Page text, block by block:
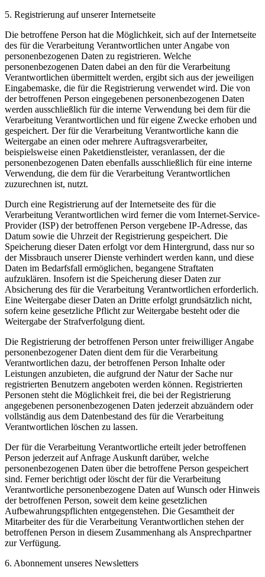
5. Registrierung auf unserer Internetseite
Die betroffene Person hat die Möglichkeit, sich auf der Internetseite
des für die Verarbeitung Verantwortlichen unter Angabe von
personenbezogenen Daten zu registrieren. Welche
personenbezogenen Daten dabei an den für die Verarbeitung
Verantwortlichen übermittelt werden, ergibt sich aus der jeweiligen
Eingabemaske, die für die Registrierung verwendet wird. Die von
der betroffenen Person eingegebenen personenbezogenen Daten
werden ausschließlich für die interne Verwendung bei dem für die
Verarbeitung Verantwortlichen und für eigene Zwecke erhoben und
gespeichert. Der für die Verarbeitung Verantwortliche kann die
Weitergabe an einen oder mehrere Auftragsverarbeiter,
beispielsweise einen Paketdienstleister, veranlassen, der die
personenbezogenen Daten ebenfalls ausschließlich für eine interne
Verwendung, die dem für die Verarbeitung Verantwortlichen
zuzurechnen ist, nutzt.
Durch eine Registrierung auf der Internetseite des für die
Verarbeitung Verantwortlichen wird ferner die vom Internet-Service-
Provider (ISP) der betroffenen Person vergebene IP-Adresse, das
Datum sowie die Uhrzeit der Registrierung gespeichert. Die
Speicherung dieser Daten erfolgt vor dem Hintergrund, dass nur so
der Missbrauch unserer Dienste verhindert werden kann, und diese
Daten im Bedarfsfall ermöglichen, begangene Straftaten
aufzuklären. Insofern ist die Speicherung dieser Daten zur
Absicherung des für die Verarbeitung Verantwortlichen erforderlich.
Eine Weitergabe dieser Daten an Dritte erfolgt grundsätzlich nicht,
sofern keine gesetzliche Pflicht zur Weitergabe besteht oder die
Weitergabe der Strafverfolgung dient.
Die Registrierung der betroffenen Person unter freiwilliger Angabe
personenbezogener Daten dient dem für die Verarbeitung
Verantwortlichen dazu, der betroffenen Person Inhalte oder
Leistungen anzubieten, die aufgrund der Natur der Sache nur
registrierten Benutzern angeboten werden können. Registrierten
Personen steht die Möglichkeit frei, die bei der Registrierung
angegebenen personenbezogenen Daten jederzeit abzuändern oder
vollständig aus dem Datenbestand des für die Verarbeitung
Verantwortlichen löschen zu lassen.
Der für die Verarbeitung Verantwortliche erteilt jeder betroffenen
Person jederzeit auf Anfrage Auskunft darüber, welche
personenbezogenen Daten über die betroffene Person gespeichert
sind. Ferner berichtigt oder löscht der für die Verarbeitung
Verantwortliche personenbezogene Daten auf Wunsch oder Hinweis
der betroffenen Person, soweit dem keine gesetzlichen
Aufbewahrungspflichten entgegenstehen. Die Gesamtheit der
Mitarbeiter des für die Verarbeitung Verantwortlichen stehen der
betroffenen Person in diesem Zusammenhang als Ansprechpartner
zur Verfügung.
6. Abonnement unseres Newsletters